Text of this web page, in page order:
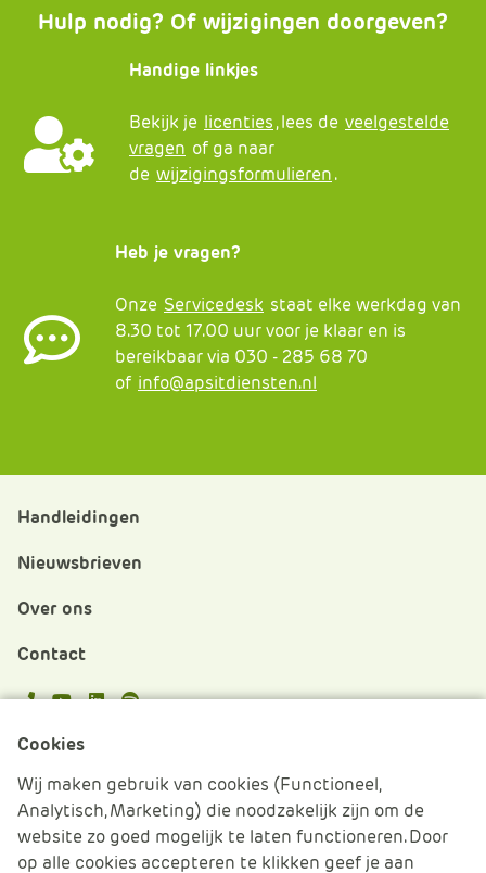
Hulp nodig? Of wijzigingen doorgeven?
Handige linkjes
Bekijk je licenties, lees de veelgestelde
vragen of ga naar
de wijzigingsformulieren.
Heb je vragen?
Onze Servicedesk staat elke werkdag van
8.30 tot 17.00 uur voor je klaar en is
bereikbaar via 030 - 285 68 70
of info@apsitdiensten.nl
Handleidingen
Nieuwsbrieven
Over ons
Contact
Cookies beheren
Cookie verklaring
Cookies
Wij maken gebruik van cookies (Functioneel,
Analytisch, Marketing) die noodzakelijk zijn om de
website zo goed mogelijk te laten functioneren. Door
op alle cookies accepteren te klikken geef je aan